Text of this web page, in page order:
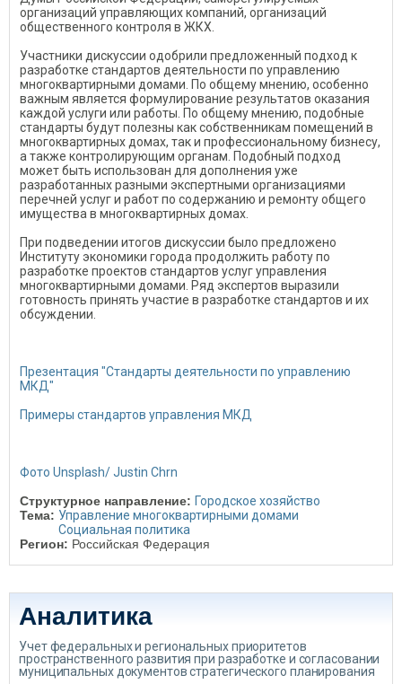
организаций управляющих компаний, организаций
общественного контроля в ЖКХ.
Участники дискуссии одобрили предложенный подход к
разработке стандартов деятельности по управлению
многоквартирными домами. По общему мнению, особенно
важным является формулирование результатов оказания
каждой услуги или работы. По общему мнению, подобные
стандарты будут полезны как собственникам помещений в
многоквартирных домах, так и профессиональному бизнесу,
а также контролирующим органам. Подобный подход
может быть использован для дополнения уже
разработанных разными экспертными организациями
перечней услуг и работ по содержанию и ремонту общего
имущества в многоквартирных домах.
При подведении итогов дискуссии было предложено
Институту экономики города продолжить работу по
разработке проектов стандартов услуг управления
многоквартирными домами. Ряд экспертов выразили
готовность принять участие в разработке стандартов и их
обсуждении.
Презентация "Стандарты деятельности по управлению
МКД"
Примеры стандартов управления МКД
Фото Unsplash/ Justin Chrn
Структурное направление: Городское хозяйство
Тема: Управление многоквартирными домами
Социальная политика
Регион: Российская Федерация
Аналитика
Учет федеральных и региональных приоритетов
пространственного развития при разработке и согласовании
муниципальных документов стратегического планирования